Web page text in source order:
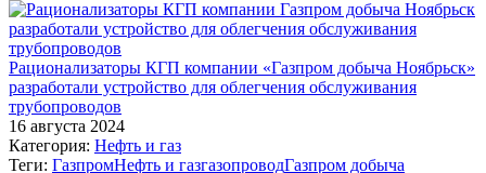
Рационализаторы КГП компании «Газпром добыча Ноябрьск»
разработали устройство для облегчения обслуживания
трубопроводов
16 августа 2024
Категория: Нефть и газ
Теги: ГазпромНефть и газгазопроводГазпром добыча